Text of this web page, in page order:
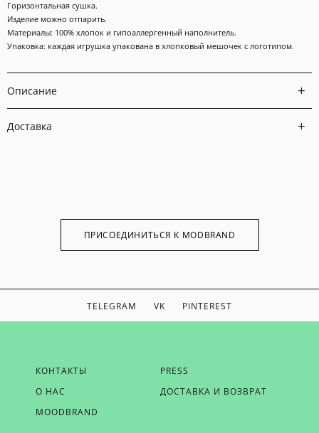
Горизонтальная сушка.
Изделие можно отпарить.
Материалы: 100% хлопок и гипоаллергенный наполнитель.
Упаковка: каждая игрушка упакована в хлопковый мешочек с логотипом.
Описание
Доставка
ПРИСОЕДИНИТЬСЯ К MODBRAND
TELEGRAM VK PINTEREST
КОНТАКТЫ
PRESS
О НАС
ДОСТАВКА И ВОЗВРАТ
MOODBRAND
ЕСЛИ ВЫ ХОТИТЕ БЫТЬ В КУРСЕ НАШИХ НОВОСТЕЙ,
ОТПРАВЬТЕ НАМ СВОЙ EMAIL